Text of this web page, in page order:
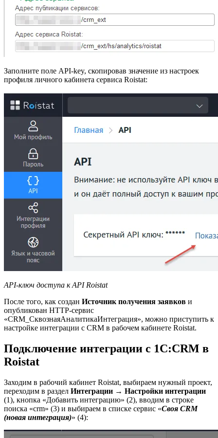
Заполните поле API-key, скопировав значение из настроек
профиля личного кабинета сервиса Roistat:
API-ключ доступа к API Roistat
После того, как создан Источник получения заявков и
опубликован HTTP-сервис
«CRM_СквознаяАналитикаИнтеграция», можно приступить к
настройке интеграции с CRM в рабочем кабинете Roistat.
Подключение интеграции с 1С:CRM в
Roistat
Заходим в рабочий кабинет Roistat, выбираем нужный проект,
переходим в раздел Интеграции → Настройки интеграции
(1), кнопка «Добавить интеграцию» (2), вводим в строке
поиска «crm» (3) и выбираем в списке сервис «Своя CRM
(новая интеграция)» (4):